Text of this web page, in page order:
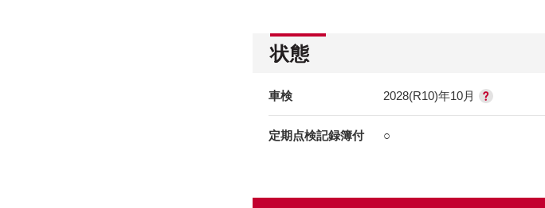
状態
車検 2028(R10)年10月
定期点検記録簿付 ○